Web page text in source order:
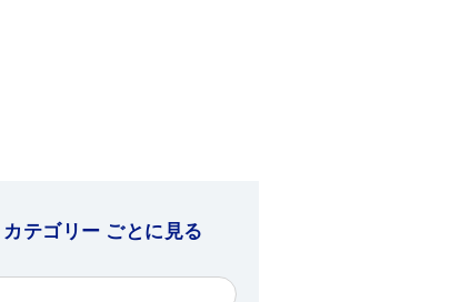
カテゴリー ごとに見る